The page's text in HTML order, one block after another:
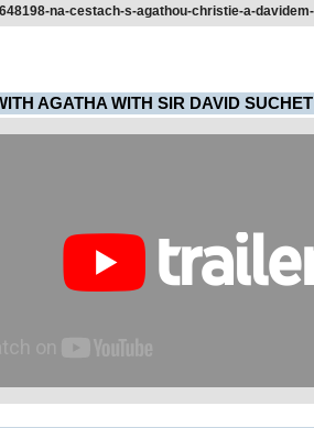
na-cestach-s-agathou-christie-a-
AGATHA WITH SIR DAVID